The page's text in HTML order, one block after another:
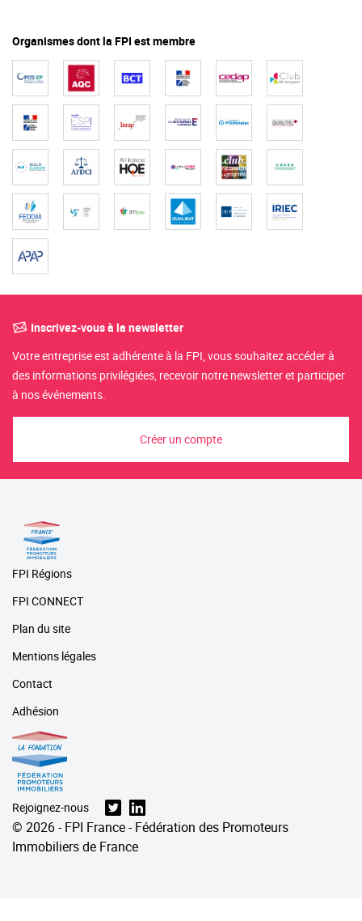
Organismes dont la FPI est membre
Inscrivez-vous à la newsletter
Votre entreprise est adhérente à la FPI, vous souhaitez accéder à
des informations privilégiées, recevoir notre newsletter et participer
à nos événements.
Créer un compte
FPI Régions
FPI CONNECT
Plan du site
Mentions légales
Contact
Adhésion
Rejoignez-nous
© 2026 - FPI France - Fédération des Promoteurs
Immobiliers de France